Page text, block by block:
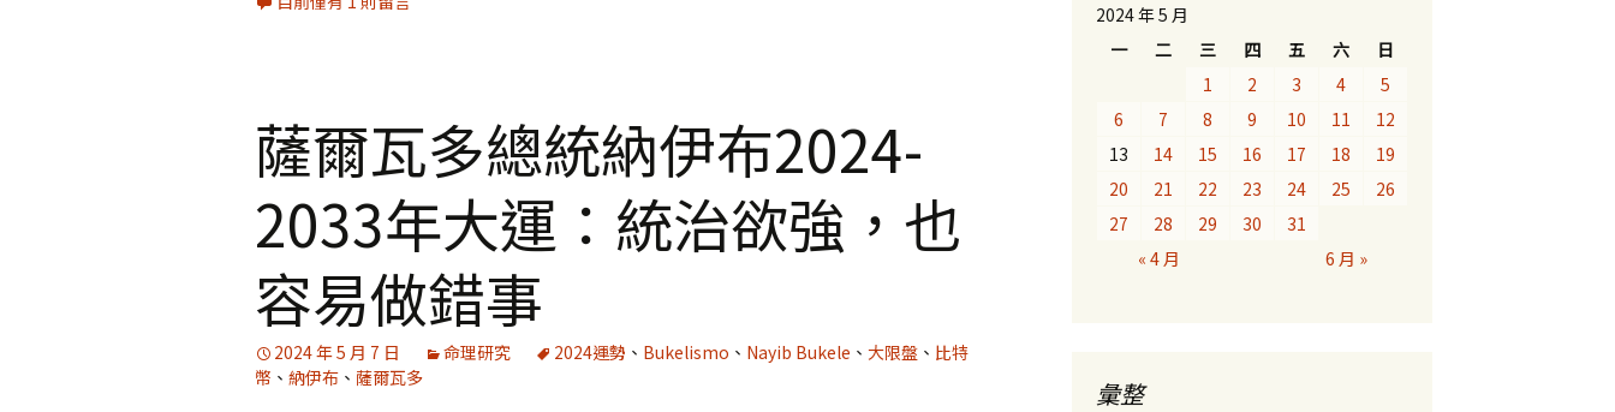
薩爾瓦多總統納伊布2024-
2033年大運：統治欲強，也
容易做錯事
2024 年 5 月 7 日 命理研究 2024運勢 、 Bukelismo 、 Nayib Bukele 、 大限盤 、 比特
幣 、 納伊布 、 薩爾瓦多
2024 年 5 月
一
二 三 四 五 六
日
1
2 3 4
5
6
7 8 9 10 11
12
13
14 15 16 17 18
19
20
21 22 23 24 25
26
27
28 29 30
31
« 4 月
6 月 »
彙整